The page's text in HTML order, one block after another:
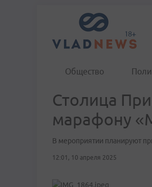
Общество
Столица
марафону
В мероприятии планируют
12:01, 10 апреля 2025